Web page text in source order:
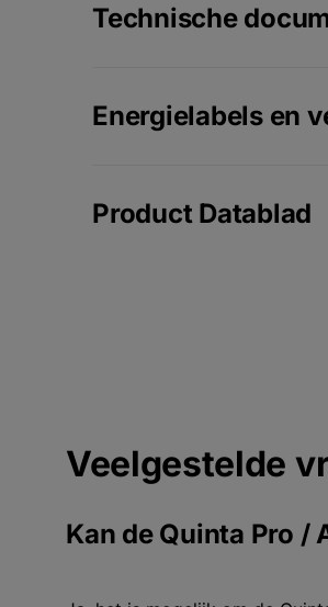
Technische
Energielabels en
Product Datablad
Veelgestelde
Kan de Quinta Pro /